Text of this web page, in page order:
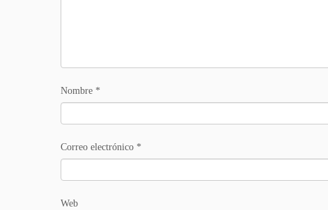
Nombre *
Correo electrónico *
Web